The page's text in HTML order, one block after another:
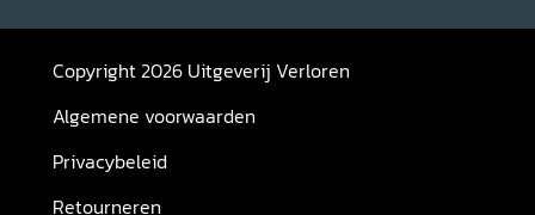
Copyright 2026 Uitgeverij Verloren
Algemene voorwaarden
Privacybeleid
Retourneren